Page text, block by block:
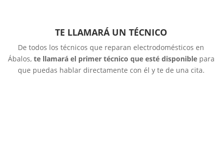
TE LLAMARÁ UN TÉCNICO
De todos los técnicos que reparan electrodomésticos en
Ábalos, te llamará el primer técnico que esté disponiblepara
que puedas hablar directamente con él y te de una cita.